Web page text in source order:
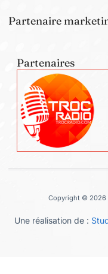
Partenaire
Partenaires
Copyright © 2026
Une réalisation de :